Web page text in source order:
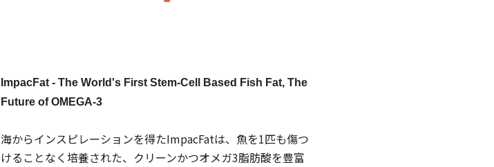
ImpacFat - The World's First Stem-Cell Based Fish Fat, The
Future of OMEGA-3
海からインスピレーションを得たImpacFatは、魚を1匹も傷つ
けることなく培養された、クリーンかつオメガ3脂肪酸を豊富